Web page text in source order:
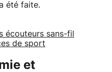
été faite.
écouteurs sans-fil
de sport
et